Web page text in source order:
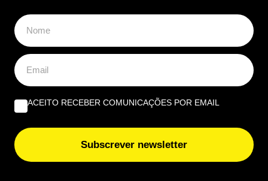
Profissional não profissionalizada – Uma reflexão de
agosto | Por Ana Alexandra Resende
Quando viver no Algarve se torna um luxo | Por João
Rúben Silva
Um olho no burro, outro no cigano | Por José Figueiredo
Santos
EUROPE DIRECT ALGARVE
ACEITO RECEBER COMUNICAÇÕES POR EMAIL
Subscrever newsletter